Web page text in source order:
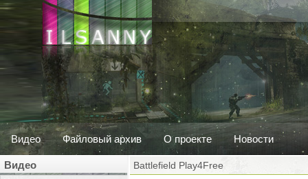
Видео Файловый архив О проекте Новости
Видео Battlefield Play4Free